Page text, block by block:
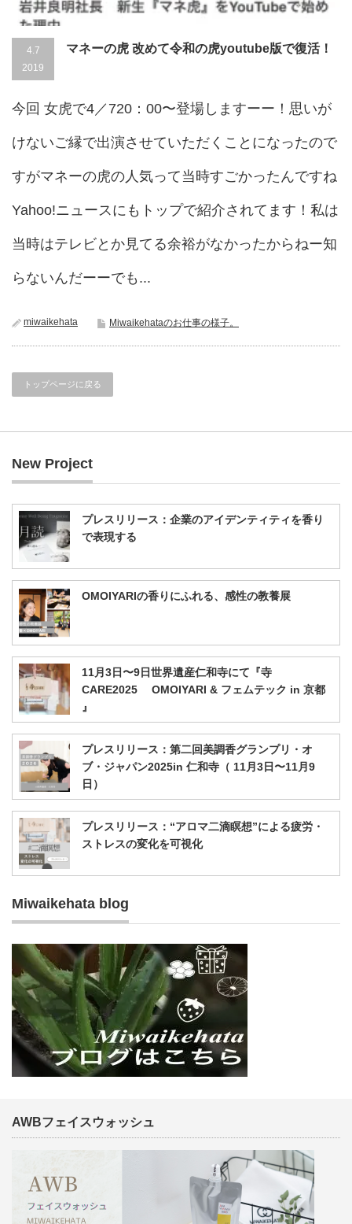
4.7
2019
マネーの虎 改めて令和の虎youtube版で復活！
今回 女虎で4／720：00〜登場しますーー！思いが
けないご縁で出演させていただくことになったので
すがマネーの虎の人気って当時すごかったんですね
Yahoo!ニュースにもトップで紹介されてます！私は
当時はテレビとか見てる余裕がなかったからねー知
らないんだーーでも...
miwaikehata Miwaikehataのお仕事の様子。
トップページに戻る
New Project
プレスリリース：企業のアイデンティティを香り
で表現する
OMOIYARIの香りにふれる、感性の教養展
11月3日〜9日世界遺産仁和寺にて『寺
CARE2025 OMOIYARI & フェムテック in 京都
』
プレスリリース：第二回美調香グランプリ・オ
ブ・ジャパン2025in 仁和寺（ 11月3日〜11月9
日）
プレスリリース：“アロマ二滴瞑想”による疲労・
ストレスの変化を可視化
Miwaikehata blog
AWBフェイスウォッシュ